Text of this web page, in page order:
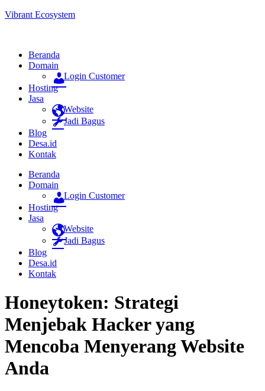
Vibrant Ecosystem
Beranda
Domain
Login Customer
Hosting
Jasa
Website
Jadi Bagus
Blog
Desa.id
Kontak
Beranda
Domain
Login Customer
Hosting
Jasa
Website
Jadi Bagus
Blog
Desa.id
Kontak
Honeytoken: Strategi
Menjebak Hacker yang
Mencoba Menyerang Website
Anda